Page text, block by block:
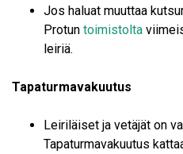
Jos haluat muuttaa
Protun toimistolta
leiriä.
Tapaturmavakuutus
Leiriläiset ja vetäjät on
Tapaturmavakuutus